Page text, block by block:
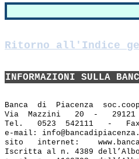
Ritorno all'Indice
INFORMAZIONI SULLA
Banca  di  Piacenza
Via  Mazzini   20  -   29121
Tel.   0523  542111   -   Fax
e-mail:
sito   internet:
Iscritta al n. 4389 dell’Albo